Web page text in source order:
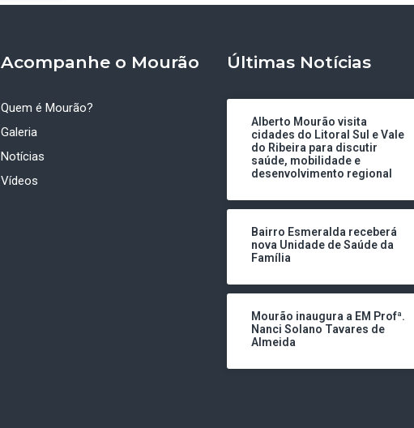
Acompanhe o Mourão
Quem é Mourão?
Galeria
Notícias
Vídeos
Últimas Notícias
Alberto Mourão visita
cidades do Litoral Sul e Vale
do Ribeira para discutir
saúde, mobilidade e
desenvolvimento regional
Bairro Esmeralda receberá
nova Unidade de Saúde da
Família
Mourão inaugura a EM Profª.
Nanci Solano Tavares de
Almeida